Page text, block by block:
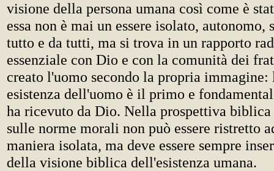
visione della persona umana così come è
essa non è mai un essere isolato, autonomo,
tutto e da tutti, ma si trova in un rapporto
essenziale con Dio e con la comunità dei
creato l'uomo secondo la propria immagine:
esistenza dell'uomo è il primo e
ha ricevuto da Dio. Nella prospettiva biblica
sulle norme morali non può essere ristretto
maniera isolata, ma deve essere sempre
della visione biblica dell'esistenza umana.